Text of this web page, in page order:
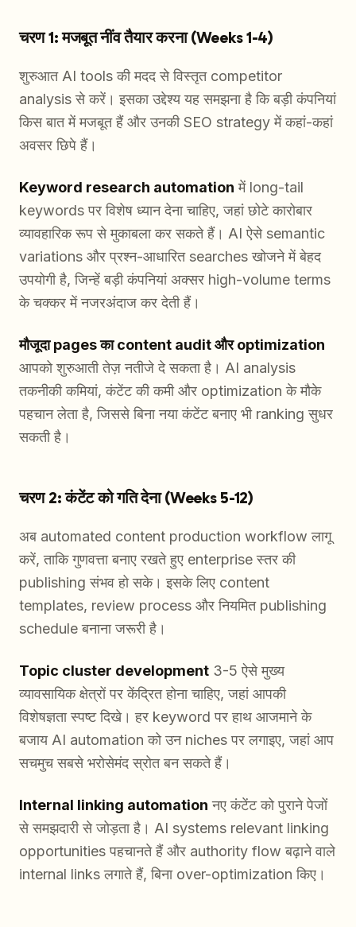
चरण 1: मजबूत नींव तैयार करना (Weeks 1-4)
शुरुआत AI tools की मदद से विस्तृत competitor
analysis से करें। इसका उद्देश्य यह समझना है कि बड़ी कंपनियां
किस बात में मजबूत हैं और उनकी SEO strategy में कहां-कहां
अवसर छिपे हैं।
Keyword research automation में long-tail
keywords पर विशेष ध्यान देना चाहिए, जहां छोटे कारोबार
व्यावहारिक रूप से मुकाबला कर सकते हैं। AI ऐसे semantic
variations और प्रश्न-आधारित searches खोजने में बेहद
उपयोगी है, जिन्हें बड़ी कंपनियां अक्सर high-volume terms
के चक्कर में नजरअंदाज कर देती हैं।
मौजूदा pages का content audit और optimization
आपको शुरुआती तेज़ नतीजे दे सकता है। AI analysis
तकनीकी कमियां, कंटेंट की कमी और optimization के मौके
पहचान लेता है, जिससे बिना नया कंटेंट बनाए भी ranking सुधर
सकती है।
चरण 2: कंटेंट को गति देना (Weeks 5-12)
अब automated content production workflow लागू
करें, ताकि गुणवत्ता बनाए रखते हुए enterprise स्तर की
publishing संभव हो सके। इसके लिए content
templates, review process और नियमित publishing
schedule बनाना जरूरी है।
Topic cluster development 3-5 ऐसे मुख्य
व्यावसायिक क्षेत्रों पर केंद्रित होना चाहिए, जहां आपकी
विशेषज्ञता स्पष्ट दिखे। हर keyword पर हाथ आजमाने के
बजाय AI automation को उन niches पर लगाइए, जहां आप
सचमुच सबसे भरोसेमंद स्रोत बन सकते हैं।
Internal linking automation नए कंटेंट को पुराने पेजों
से समझदारी से जोड़ता है। AI systems relevant linking
opportunities पहचानते हैं और authority flow बढ़ाने वाले
internal links लगाते हैं, बिना over-optimization किए।